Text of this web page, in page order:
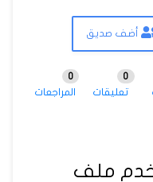
أضف صديق
تعليقات
0
المراجعات
0
ملف